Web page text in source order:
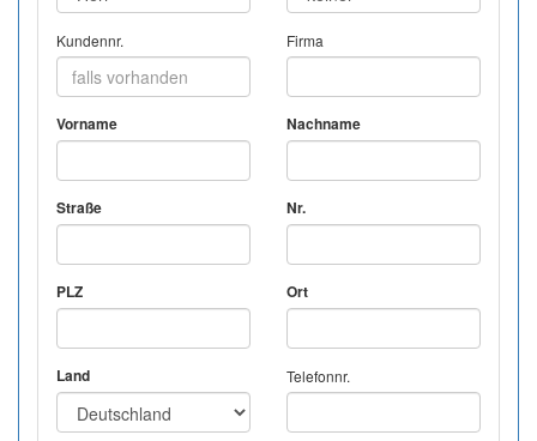
Kundennr. Firma
Vorname Nachname
Straße Nr.
PLZ Ort
Land Telefonnr.